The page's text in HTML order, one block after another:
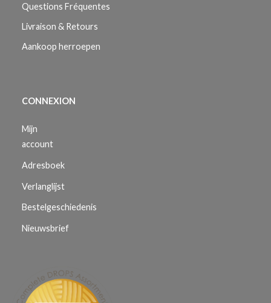
Questions Fréquentes
Livraison & Retours
Aankoop herroepen
CONNEXION
Mijn
account
Adresboek
Verlanglijst
Bestelgeschiedenis
Nieuwsbrief